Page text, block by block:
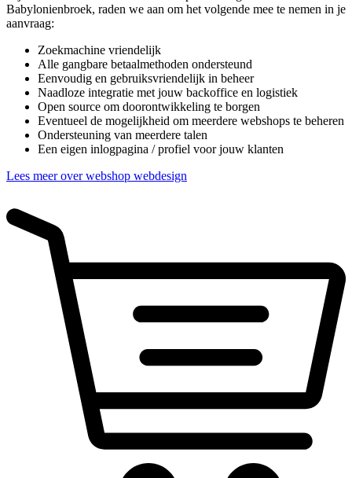
Babylonienbroek, raden we aan om het volgende mee te nemen in je
aanvraag:
Zoekmachine vriendelijk
Alle gangbare betaalmethoden ondersteund
Eenvoudig en gebruiksvriendelijk in beheer
Naadloze integratie met jouw backoffice en logistiek
Open source om doorontwikkeling te borgen
Eventueel de mogelijkheid om meerdere webshops te beheren
Ondersteuning van meerdere talen
Een eigen inlogpagina / profiel voor jouw klanten
Lees meer over webshop webdesign